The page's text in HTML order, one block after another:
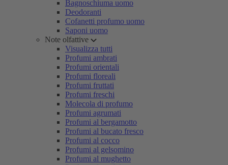
Bagnoschiuma uomo
Deodoranti
Cofanetti profumo uomo
Saponi uomo
Note olfattive
Visualizza tutti
Profumi ambrati
Profumi orientali
Profumi floreali
Profumi fruttati
Profumi freschi
Molecola di profumo
Profumi agrumati
Profumi al bergamotto
Profumi al bucato fresco
Profumi al cocco
Profumi al gelsomino
Profumi al mughetto